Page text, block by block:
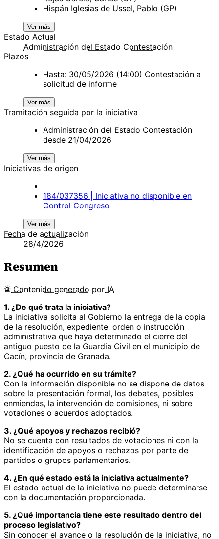
Hispán Iglesias de Ussel, Pablo (GP)
Ver más
Estado Actual
Administración del Estado Contestación
Plazos
Hasta: 30/05/2026 (14:00) Contestación a
solicitud de informe
Ver más
Tramitación seguida por la iniciativa
Administración del Estado Contestación
desde 21/04/2026
Ver más
Iniciativas de origen
184/037356 | Iniciativa no disponible en
Control Congreso
Ver más
Fecha de actualización
28/4/2026
Resumen
Contenido generado por IA
1. ¿De qué trata la iniciativa?
La iniciativa solicita al Gobierno la entrega de la copia
de la resolución, expediente, orden o instrucción
administrativa que haya determinado el cierre del
antiguo puesto de la Guardia Civil en el municipio de
Cacín, provincia de Granada.
2. ¿Qué ha ocurrido en su trámite?
Con la información disponible no se dispone de datos
sobre la presentación formal, los debates, posibles
enmiendas, la intervención de comisiones, ni sobre
votaciones o acuerdos adoptados.
3. ¿Qué apoyos y rechazos recibió?
No se cuenta con resultados de votaciones ni con la
identificación de apoyos o rechazos por parte de
partidos o grupos parlamentarios.
4. ¿En qué estado está la iniciativa actualmente?
El estado actual de la iniciativa no puede determinarse
con la documentación proporcionada.
5. ¿Qué importancia tiene este resultado dentro del
proceso legislativo?
Sin conocer el avance o la resolución de la iniciativa, no